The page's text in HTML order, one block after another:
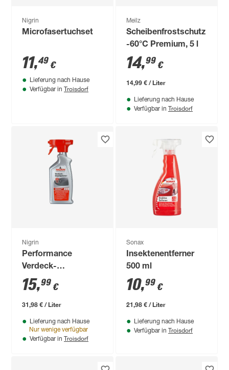
Nigrin
Microfasertuchset
11,49 €
Lieferung nach Hause
Verfügbar in Troisdorf
Meilz
Scheibenfrostschutz
-60°C Premium, 5 l
14,99 €
14,99 € / Liter
Lieferung nach Hause
Verfügbar in Troisdorf
Nigrin
Performance
Verdeck-
Imprägnierer 500 ml
15,99 €
31,98 € / Liter
Lieferung nach Hause
Nur wenige verfügbar
Verfügbar in Troisdorf
Sonax
Insektenentferner
500 ml
10,99 €
21,98 € / Liter
Lieferung nach Hause
Verfügbar in Troisdorf